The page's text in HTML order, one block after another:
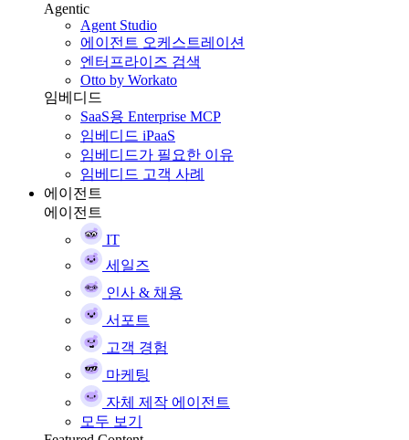
Agentic
Agent Studio
에이전트 오케스트레이션
엔터프라이즈 검색
Otto by Workato
임베디드
SaaS용 Enterprise MCP
임베디드 iPaaS
임베디드가 필요한 이유
임베디드 고객 사례
에이전트
에이전트
IT
세일즈
인사 & 채용
서포트
고객 경험
마케팅
자체 제작 에이전트
모두 보기